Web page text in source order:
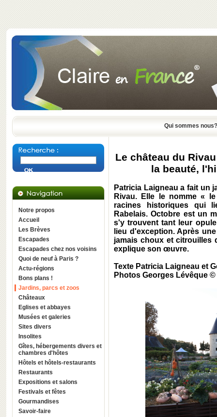
Qui sommes nous?
Notre propos
Accueil
Les Brèves
Escapades
Escapades chez nos voisins
Quoi de neuf à Paris ?
Actu-régions
Bons plans !
Jardins, parcs et zoos
Châteaux
Eglises et abbayes
Musées et galeries
Sites divers
Insolites
Gîtes, hébergements divers et
chambres d'hôtes
Hôtels et hôtels-restaurants
Restaurants
Expositions et salons
Festivals et fêtes
Gourmandises
Savoir-faire
Le château du
la beauté,
Patricia Laigneau a fait un
Rivau. Elle le nomme «
racines historiques qui
Rabelais. Octobre est un
s'y trouvent tant leur
lieu d'exception. Après
jamais choux et citrouilles
explique son œuvre.
Texte Patricia Laigneau et
Photos Georges Lévêque ©